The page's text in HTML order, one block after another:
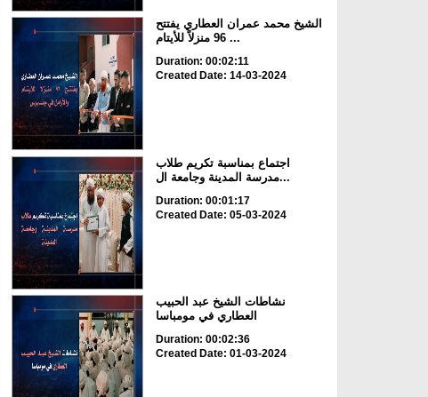
الشيخ محمد عمران العطاري يفتتح
96 منزلاً للأيتام ...
Duration: 00:02:11
Created Date: 14-03-2024
اجتماع بمناسبة تكريم طلاب
مدرسة المدينة وجامعة ال...
Duration: 00:01:17
Created Date: 05-03-2024
نشاطات الشيخ عبد الحبيب
العطاري في مومباسا
Duration: 00:02:36
Created Date: 01-03-2024